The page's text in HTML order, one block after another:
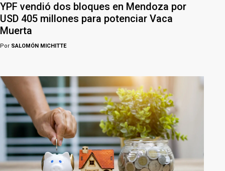
YPF vendió dos bloques en Mendoza por
USD 405 millones para potenciar Vaca
Muerta
Por SALOMÓN MICHITTE